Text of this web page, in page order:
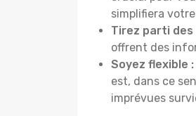
simplifiera
Tirez parti
offrent des
Soyez flexible :
est, dans ce
imprévues